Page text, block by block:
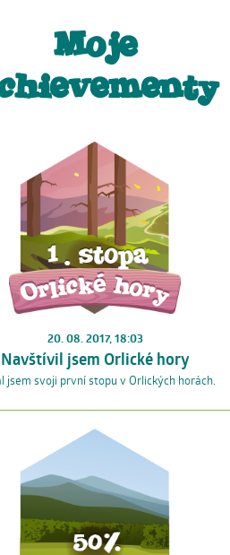
Moje
20. 08. 2017, 18:03
Navštívil jsem Orlické hory
jsem svoji první stopu v Orlických horách.